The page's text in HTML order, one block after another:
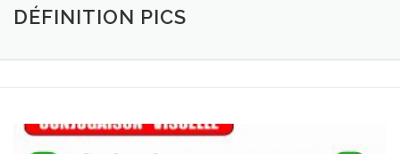
DÉFINITION PICS